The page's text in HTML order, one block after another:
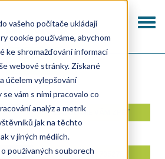
vašeho počítače ukládají
cookie používáme, abychom
ke shromažďování informací
webové stránky. Získané
účelem vylepšování
vám s nimi pracovalo co
analýz a metrik
jak na těchto
v jiných médiích.
používaných souborech
ZAVOLÁME VÁM ZPĚT
SK +421911705276